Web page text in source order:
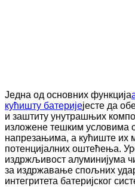
Једна од основних функција
кућишту батеријејесте да
и заштиту унутрашњих
изложене тешким условима
напрезањима, а кућиште их
потенцијалних оштећења.
издржљивост алуминијума
за издржавање спољних
интегритета батеријског